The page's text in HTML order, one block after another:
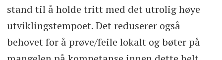
stand til å holde tritt med det utrolig høye
utviklingstempoet. Det reduserer også
behovet for å prøve/feile lokalt og bøter på